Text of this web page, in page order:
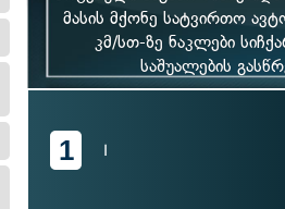
მასის მქონე სატვირთო
კმ/სთ-ზე ნაკლები
საშუალების
1 I